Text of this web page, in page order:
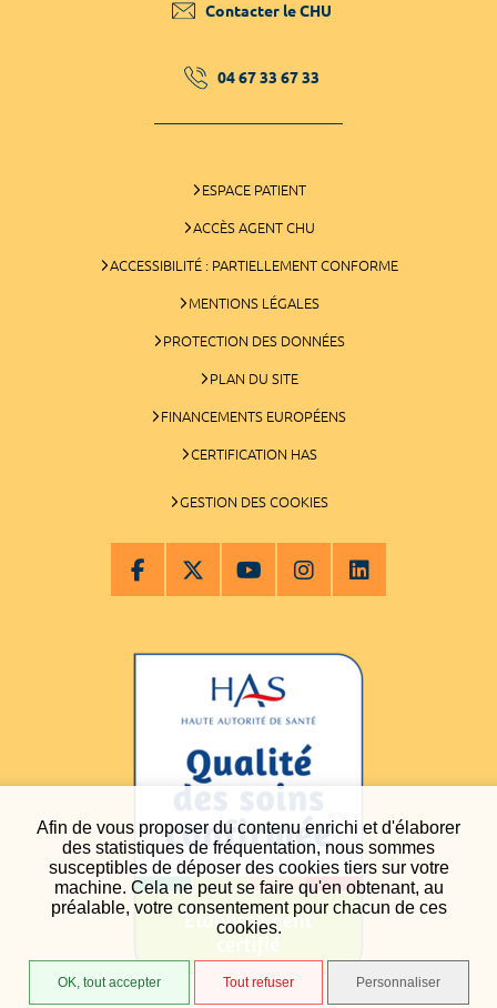
Afin de vous proposer du contenu enrichi et d'élaborer
des statistiques de fréquentation, nous sommes
susceptibles de déposer des cookies tiers sur votre
machine. Cela ne peut se faire qu'en obtenant, au
préalable, votre consentement pour chacun de ces
cookies.
OK, tout accepter Tout refuser Personnaliser
Contacter le CHU
04 67 33 67 33
ESPACE PATIENT
ACCÈS AGENT CHU
ACCESSIBILITÉ : PARTIELLEMENT CONFORME
MENTIONS LÉGALES
PROTECTION DES DONNÉES
PLAN DU SITE
FINANCEMENTS EUROPÉENS
CERTIFICATION HAS
GESTION DES COOKIES